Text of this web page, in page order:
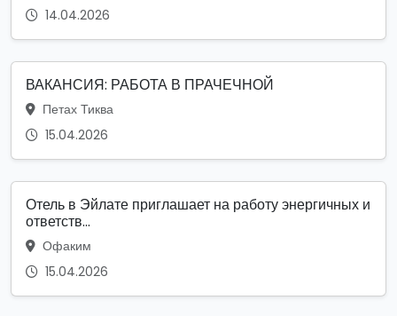
14.04.2026
ВАКАНСИЯ: РАБОТА В ПРАЧЕЧНОЙ
Петах Тиква
15.04.2026
Отель в Эйлате приглашает на работу энергичных и
ответств...
Офаким
15.04.2026